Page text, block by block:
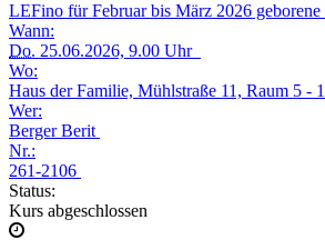
LEFino für Februar bis März 2026
Wann:
Do. 25.06.2026, 9.00 Uhr
Wo:
Haus der Familie, Mühlstraße 11, Raum 5 -
Wer:
Berger Berit
Nr.:
261-2106
Status:
Kurs abgeschlossen